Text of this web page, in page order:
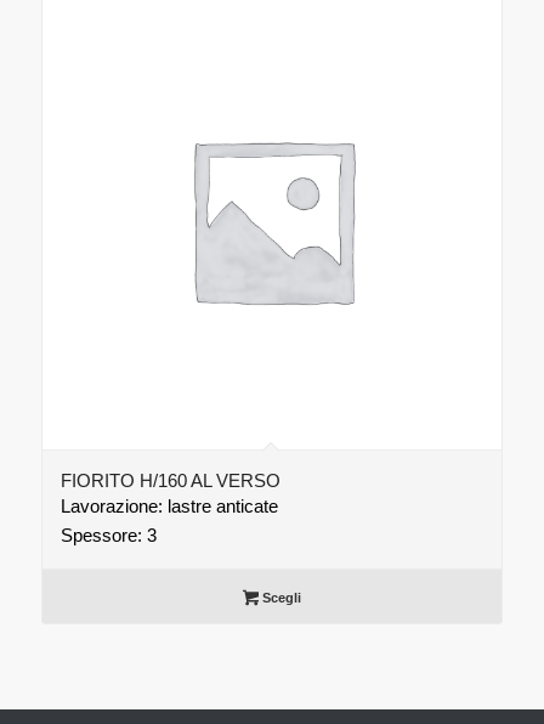
FIORITO H/160 AL VERSO
Lavorazione: lastre anticate
Spessore: 3
Scegli